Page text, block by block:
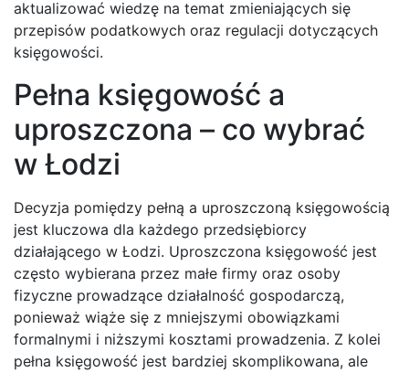
aktualizować wiedzę na temat zmieniających się
przepisów podatkowych oraz regulacji dotyczących
księgowości.
Pełna księgowość a
uproszczona – co wybrać
w Łodzi
Decyzja pomiędzy pełną a uproszczoną księgowością
jest kluczowa dla każdego przedsiębiorcy
działającego w Łodzi. Uproszczona księgowość jest
często wybierana przez małe firmy oraz osoby
fizyczne prowadzące działalność gospodarczą,
ponieważ wiąże się z mniejszymi obowiązkami
formalnymi i niższymi kosztami prowadzenia. Z kolei
pełna księgowość jest bardziej skomplikowana, ale